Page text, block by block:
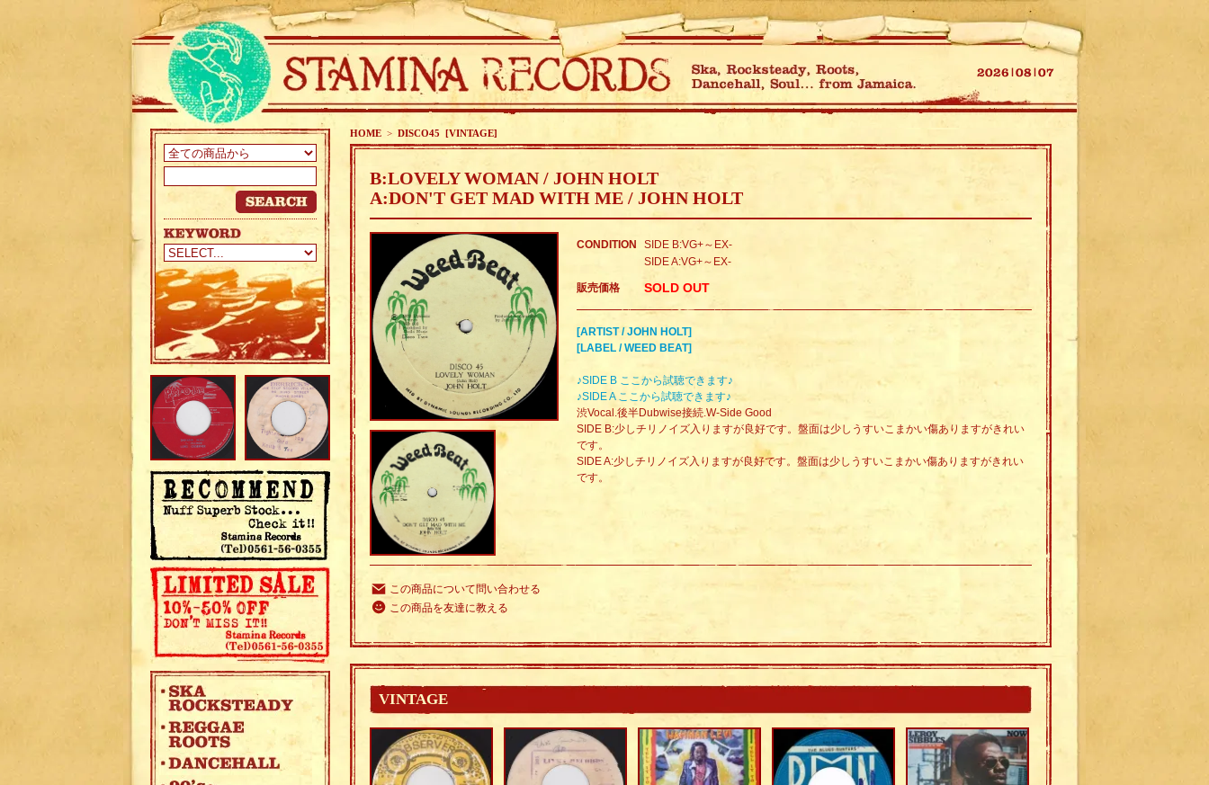
HOME > DISCO45 [VINTAGE]
B:LOVELY WOMAN / JOHN HOLT
A:DON'T GET MAD WITH ME / JOHN HOLT
CONDITION
SIDE B:VG+～EX-
SIDE A:VG+～EX-
販売価格 SOLD OUT
[ARTIST / JOHN HOLT]
[LABEL / WEED BEAT]
♪SIDE B ここから試聴できます♪
♪SIDE A ここから試聴できます♪
渋Vocal.後半Dubwise接続.W-Side Good
SIDE B:少しチリノイズ入りますが良好です。盤面は少しうすいこまかい傷ありますがきれい
です。
SIDE A:少しチリノイズ入りますが良好です。盤面は少しうすいこまかい傷ありますがきれい
です。
この商品について問い合わせる
この商品を友達に教える
VINTAGE